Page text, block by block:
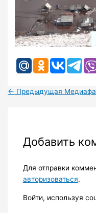
← Предыдущая
Добавить
Для отправки
авторизоваться.
Войти, используя